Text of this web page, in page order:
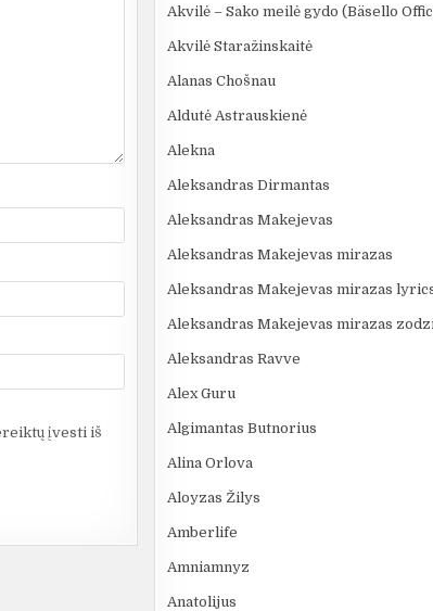
įvesti iš
Akvilė – Sako meilė gydo (Bäsello
Akvilė Staražinskaitė
Alanas Chošnau
Aldutė Astrauskienė
Alekna
Aleksandras Dirmantas
Aleksandras Makejevas
Aleksandras Makejevas mirazas
Aleksandras Makejevas mirazas
Aleksandras Makejevas mirazas
Aleksandras Ravve
Alex Guru
Algimantas Butnorius
Alina Orlova
Aloyzas Žilys
Amberlife
Amniamnyz
Anatolijus